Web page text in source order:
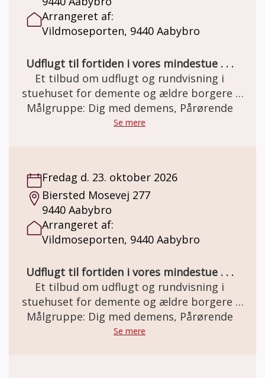
Arrangeret af:
Vildmoseporten, 9440 Aabybro
Udflugt til fortiden i vores mindestue . . .
Et tilbud om udflugt og rundvisning i
stuehuset for demente og ældre borgere .
Den gamle staldgård er totalrenoveret og
indrettet som besøgs- og oplevelsescenter.
MELSEN Fonden.
Målgruppe: Dig med demens, Pårørende
Se mere
Fredag d. 23. oktober 2026
Biersted Mosevej 277
9440 Aabybro
Arrangeret af:
Vildmoseporten, 9440 Aabybro
Udflugt til fortiden i vores mindestue . . .
Et tilbud om udflugt og rundvisning i
stuehuset for demente og ældre borgere .
Den gamle staldgård er totalrenoveret og
indrettet som besøgs- og oplevelsescenter.
Målgruppe: Dig med demens, Pårørende
Se mere